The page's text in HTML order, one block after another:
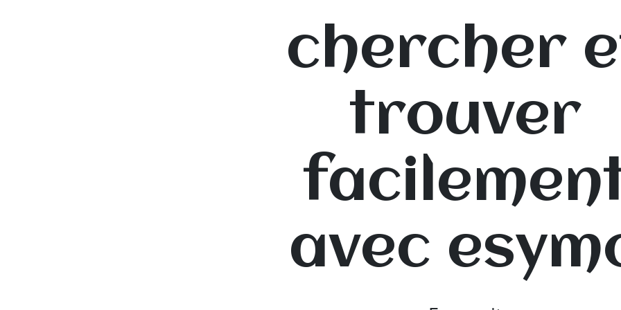
chercher
trouver
avec